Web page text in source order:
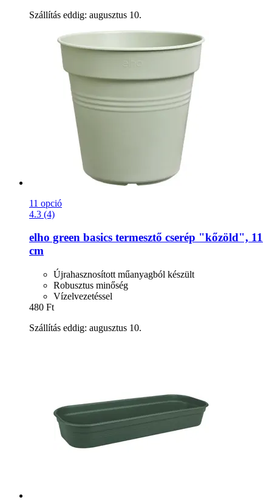
Szállítás eddig: augusztus 10.
11 opció
4.3 (4)
elho green basics termesztő cserép "kőzöld", 11
cm
Újrahasznosított műanyagból készült
Robusztus minőség
Vízelvezetéssel
480 Ft
Szállítás eddig: augusztus 10.